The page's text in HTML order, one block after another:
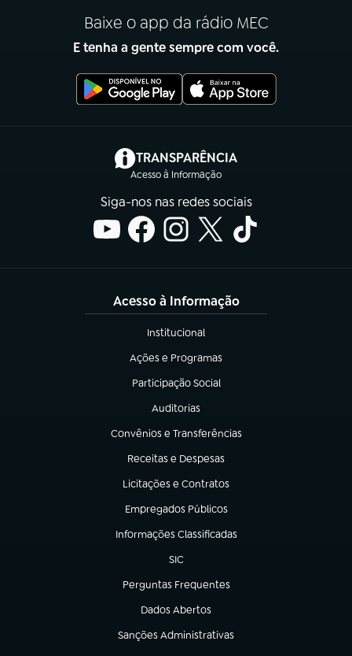
Baixe o app da rádio MEC
E tenha a gente sempre com você.
TRANSPARÊNCIA
Acesso à Informação
(abre em nova aba)
Siga-nos nas redes sociais
Acesso à Informação
Institucional
(abre em nova aba)
Ações e Programas
(abre em nova aba)
Participação Social
(abre em nova aba)
Auditorias
(abre em nova aba)
Convênios e Transferências
(abre em nova aba)
Receitas e Despesas
(abre em nova aba)
Licitações e Contratos
(abre em nova aba)
Empregados Públicos
(abre em nova aba)
Informações Classificadas
(abre em nova aba)
SIC
(abre em nova aba)
Perguntas Frequentes
(abre em nova aba)
Dados Abertos
(abre em nova aba)
Sanções Administrativas
(abre em nova aba)